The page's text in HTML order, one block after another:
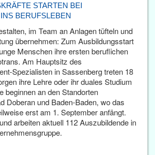
STARTEN BEI
BERUFSLEBEN
im Team an Anlagen tüfteln und
übernehmen: Zum Ausbildungsstart
Menschen ihre ersten beruflichen
Am Hauptsitz des
Spezialisten in Sassenberg treten 18
ihre Lehre oder ihr duales Studium
beginnen an den Standorten
Doberan und Baden-Baden, wo das
erst am 1. September anfängt.
arbeiten aktuell 112 Auszubildende in